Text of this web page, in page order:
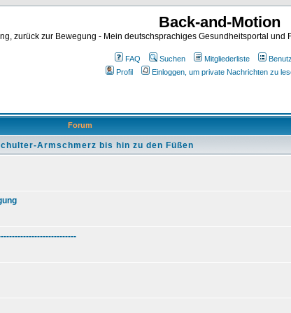
Back-and-Motion
zurück zur Bewegung - Mein deutschsprachiges Gesundheitsportal
FAQ Suchen Mitgliederliste
Profil
Einloggen, um private Nachrichten zu
Forum
Armschmerz bis hin zu den Füßen